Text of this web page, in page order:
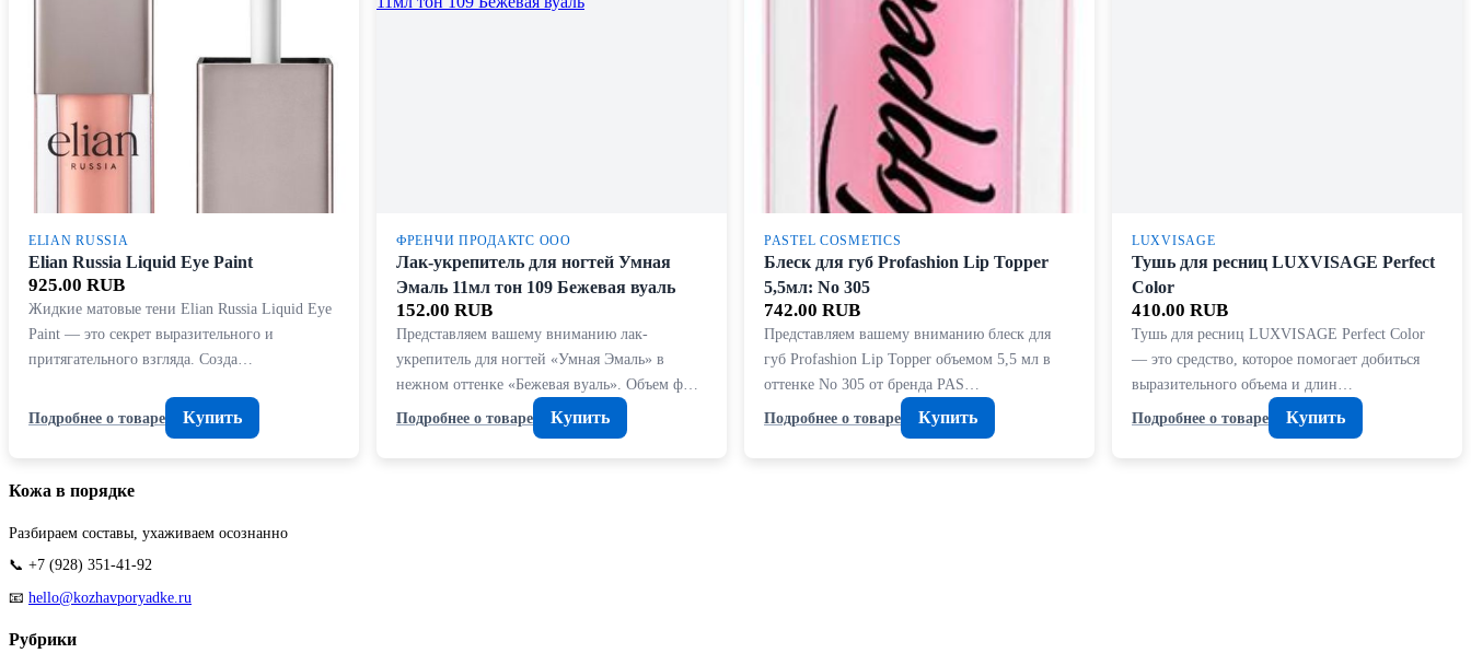
ELIAN RUSSIA
Elian Russia Liquid Eye Paint
925.00 RUB
Жидкие матовые тени Elian Russia Liquid Eye
Paint — это секрет выразительного и
притягательного взгляда. Созда…
Подробнее о товаре Купить
ФРЕНЧИ ПРОДАКТС ООО
Лак-укрепитель для ногтей Умная
Эмаль 11мл тон 109 Бежевая вуаль
152.00 RUB
Представляем вашему вниманию лак-
укрепитель для ногтей «Умная Эмаль» в
нежном оттенке «Бежевая вуаль». Объем ф…
Подробнее о товаре
Купить
PASTEL COSMETICS
Блеск для губ Profashion Lip Topper
5,5мл: No 305
742.00 RUB
Представляем вашему вниманию блеск для
губ Profashion Lip Topper объемом 5,5 мл в
оттенке No 305 от бренда PAS…
Подробнее о товаре
Купить
LUXVISAGE
Тушь для ресниц LUXVISAGE Perfect
Color
410.00 RUB
Тушь для ресниц LUXVISAGE Perfect Color
— это средство, которое помогает добиться
выразительного объема и длин…
Подробнее о товаре
Купить
Кожа в порядке
Разбираем составы, ухаживаем осознанно
📞 +7 (928) 351-41-92
📧 hello@kozhavporyadke.ru
Рубрики